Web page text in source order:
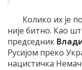
Колико их је
није битно. Као
председник
Русијом преко
нацистичка